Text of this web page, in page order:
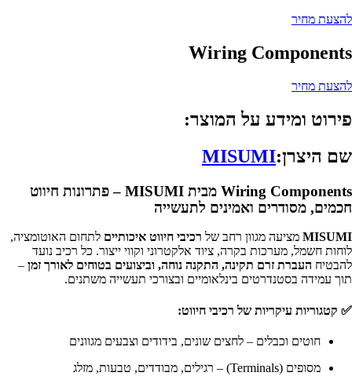
להצעת מחיר
Wiring Components
להצעת מחיר
פירוט ומידע על המוצר:
שם היצרן:MISUMI
Wiring Components מבית MISUMI – פתרונות חיווט
חכמים, מסודרים ואמינים לתעשייה
MISUMI מציעה מגוון רחב של רכיבי חיווט איכותיים לתחום האוטומציה,
לוחות חשמל, מערכות בקרה, ציוד אלקטרוני וקווי ייצור. כל רכיב נועד
להבטיח העברת זרם תקינה, התקנה נוחה, וביצועים בטוחים לאורך זמן –
תוך עמידה בסטנדרטים בינלאומיים ובצורכי תעשייה משתנים.
✅ קטגוריות עיקריות של רכיבי חיווט:
חוטים וכבלים – לחצים שונים, בידודים וצבעים מגוונים
מסופים (Terminals) – רגילים, מבודדים, טבעות, מזלג